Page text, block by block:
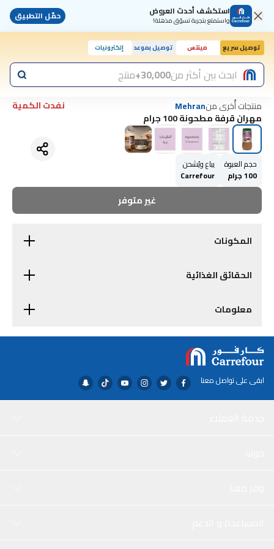
استكشف أحدث العروض
واستمتع بتجربة تسوّق مذهلة! حمّل التطبيق
توصيل سريع مينتس توصيل بموعد إلكترونيات
ابحث بين أكثر من30,000+ منتج
منتجات أُخرى منMehran
نفدت الكمية
مهران قرفة مطحونة 100 جرام
حجم العبوة
100 جرام
يباع ويُشحن
Carrefour
غير متوفر
المكونات
الحقائق الغذائية
معلومات
ابقى على تواصل معنا